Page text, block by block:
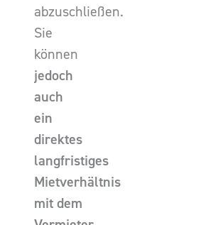
abzuschließen.
Sie
können
jedoch
auch
ein
direktes
langfristiges
Mietverhältnis
mit dem